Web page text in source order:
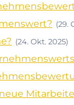
(29.
(24. Okt. 2025)